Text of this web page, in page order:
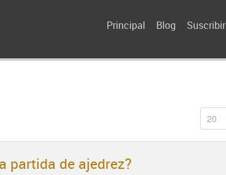
Principal Blog Suscribir
partida de ajedrez?